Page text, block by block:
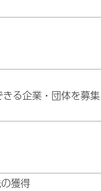
る企業・団体を募集
獲得